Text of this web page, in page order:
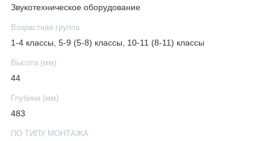
Звукотехническое оборудование
Возрастная группа
1-4 классы, 5-9 (5-8) классы, 10-11 (8-11) классы
Высота (мм)
44
Глубина (мм)
483
ПО ТИПУ МОНТАЖА